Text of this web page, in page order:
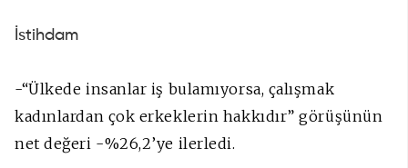
İstihdam
-“Ülkede insanlar iş bulamıyorsa, çalışmak
kadınlardan çok erkeklerin hakkıdır” görüşünün
net değeri -%26,2’ye ilerledi.